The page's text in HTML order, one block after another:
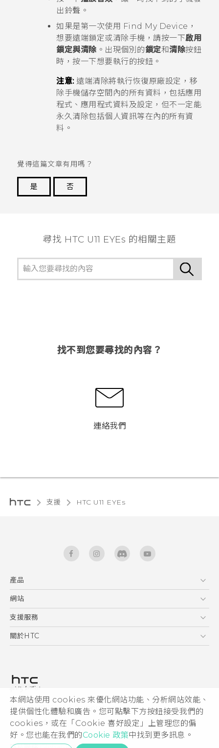
本網站使用 cookies 來優化網站功能、分析網站效能、
提供個性化體驗和廣告。您可點擊下方按鈕接受我們的
cookies，或在「Cookie 喜好設定」上管理您的偏
好。您也能在我們的Cookie 政策中找到更多訊息。
出鈴聲。
如果是第一次使用 Find My Device ，
想要遠端鎖定或清除手機，請按一下啟用
鎖定與清除 。出現個別的鎖定和清除按鈕
時，按一下想要執行的按鈕。
注意:遠端清除將執行恢復原廠設定，移
除手機儲存空間內的所有資料，包括應用
程式、應用程式資料及設定，但不一定能
永久清除包括個人資訊等在內的所有資
料。
覺得這篇文章有用嗎？
是
否
尋找 HTC U11 EYEs 的相關主題
找不到您要尋找的內容？
連絡我們
支援 HTC U11 EYEs‎
產品
5G
智能手機
區塊鍊手機
網站
HTC Dev
HTC Research
支援服務
服務中心
關於HTC
私隱政策
產品安全
加入HTC
Security and Privacy Whitepaper
© 2011-2026 HTC Corporation
HTC 法律文件